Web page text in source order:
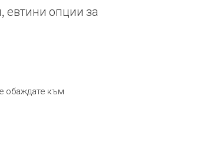
евтини опции за
обаждате към